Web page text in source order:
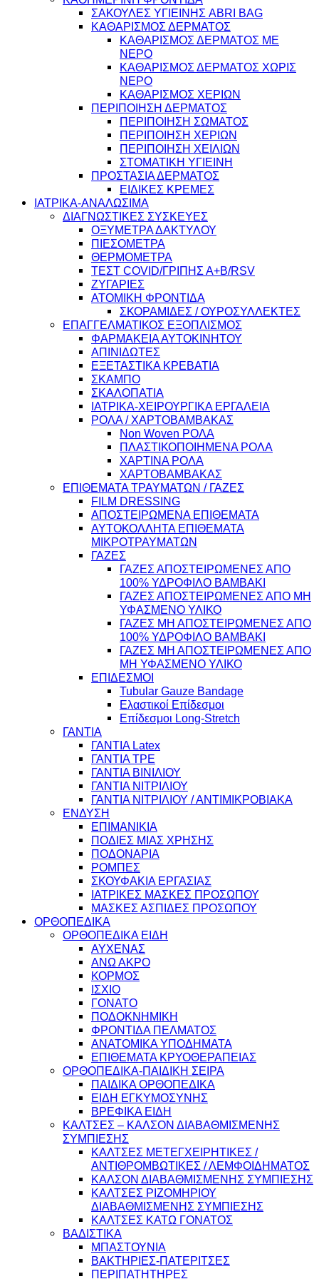
ΣΑΚΟΥΛΕΣ ΥΓΙΕΙΝΗΣ ABRI BAG
ΚΑΘΑΡΙΣΜΟΣ ΔΕΡΜΑΤΟΣ
ΚΑΘΑΡΙΣΜΟΣ ΔΕΡΜΑΤΟΣ ΜΕ
ΝΕΡΟ
ΚΑΘΑΡΙΣΜΟΣ ΔΕΡΜΑΤΟΣ ΧΩΡΙΣ
ΝΕΡΟ
ΚΑΘΑΡΙΣΜΟΣ ΧΕΡΙΩΝ
ΠΕΡΙΠΟΙΗΣΗ ΔΕΡΜΑΤΟΣ
ΠΕΡΙΠΟΙΗΣΗ ΣΩΜΑΤΟΣ
ΠΕΡΙΠΟΙΗΣΗ ΧΕΡΙΩΝ
ΠΕΡΙΠΟΙΗΣΗ ΧΕΙΛΙΩΝ
ΣΤΟΜΑΤΙΚΗ ΥΓΙΕΙΝΗ
ΠΡΟΣΤΑΣΙΑ ΔΕΡΜΑΤΟΣ
ΕΙΔΙΚΕΣ ΚΡΕΜΕΣ
ΙΑΤΡΙΚΑ-ΑΝΑΛΩΣΙΜΑ
ΔΙΑΓΝΩΣΤΙΚΕΣ ΣΥΣΚΕΥΕΣ
ΟΞΥΜΕΤΡΑ ΔΑΚΤΥΛΟΥ
ΠΙΕΣΟΜΕΤΡΑ
ΘΕΡΜΟΜΕΤΡΑ
ΤΕΣΤ COVID/ΓΡΙΠΗΣ Α+Β/RSV
ΖΥΓΑΡΙΕΣ
ΑΤΟΜΙΚΗ ΦΡΟΝΤΙΔΑ
ΣΚΟΡΑΜΙΔΕΣ / ΟΥΡΟΣΥΛΛΕΚΤΕΣ
ΕΠΑΓΓΕΛΜΑΤΙΚΟΣ ΕΞΟΠΛΙΣΜΟΣ
ΦΑΡΜΑΚΕΙΑ ΑΥΤΟΚΙΝΗΤΟΥ
ΑΠΙΝΙΔΩΤΕΣ
ΕΞΕΤΑΣΤΙΚΑ ΚΡΕΒΑΤΙΑ
ΣΚΑΜΠΟ
ΣΚΑΛΟΠΑΤΙΑ
ΙΑΤΡΙΚΑ-ΧΕΙΡΟΥΡΓΙΚΑ ΕΡΓΑΛΕΙΑ
ΡΟΛΑ / ΧΑΡΤΟΒΑΜΒΑΚΑΣ
Non Woven ΡΟΛΑ
ΠΛΑΣΤΙΚΟΠΟΙΗΜΕΝΑ ΡΟΛΑ
ΧΑΡΤΙΝΑ ΡΟΛΑ
ΧΑΡΤΟΒΑΜΒΑΚΑΣ
ΕΠΙΘΕΜΑΤΑ ΤΡΑΥΜΑΤΩΝ / ΓΑΖΕΣ
FILM DRESSING
ΑΠΟΣΤΕΙΡΩΜΕΝΑ ΕΠΙΘΕΜΑΤΑ
ΑΥΤΟΚΟΛΛΗΤΑ ΕΠΙΘΕΜΑΤΑ
ΜΙΚΡΟΤΡΑΥΜΑΤΩΝ
ΓΑΖΕΣ
ΓΑΖΕΣ ΑΠΟΣΤΕΙΡΩΜΕΝΕΣ ΑΠΟ
100% ΥΔΡΟΦΙΛΟ ΒΑΜΒΑΚΙ
ΓΑΖΕΣ ΑΠΟΣΤΕΙΡΩΜΕΝΕΣ ΑΠΟ ΜΗ
ΥΦΑΣΜΕΝΟ ΥΛΙΚΟ
ΓΑΖΕΣ ΜΗ ΑΠΟΣΤΕΙΡΩΜΕΝΕΣ ΑΠΟ
100% ΥΔΡΟΦΙΛΟ ΒΑΜΒΑΚΙ
ΓΑΖΕΣ ΜΗ ΑΠΟΣΤΕΙΡΩΜΕΝΕΣ ΑΠΟ
ΜΗ ΥΦΑΣΜΕΝΟ ΥΛΙΚΟ
ΕΠΙΔΕΣΜΟΙ
Tubular Gauze Bandage
Ελαστικοί Επίδεσμοι
Επίδεσμοι Long-Stretch
ΓΑΝΤΙΑ
ΓΑΝΤΙΑ Latex
ΓΑΝΤΙΑ TPE
ΓΑΝΤΙΑ ΒΙΝΙΛΙΟΥ
ΓΑΝΤΙΑ ΝΙΤΡΙΛΙΟΥ
ΓΑΝΤΙΑ ΝΙΤΡΙΛΙΟΥ / ΑΝΤΙΜΙΚΡΟΒΙΑΚΑ
ΕΝΔΥΣΗ
ΕΠΙΜΑΝΙΚΙΑ
ΠΟΔΙΕΣ ΜΙΑΣ ΧΡΗΣΗΣ
ΠΟΔΟΝΑΡΙΑ
ΡΟΜΠΕΣ
ΣΚΟΥΦΑΚΙΑ ΕΡΓΑΣΙΑΣ
ΙΑΤΡΙΚΕΣ ΜΑΣΚΕΣ ΠΡΟΣΩΠΟΥ
ΜΑΣΚΕΣ ΑΣΠΙΔΕΣ ΠΡΟΣΩΠΟΥ
ΟΡΘΟΠΕΔΙΚΑ
ΟΡΘΟΠΕΔΙΚΑ ΕΙΔΗ
ΑΥΧΕΝΑΣ
ΑΝΩ ΑΚΡΟ
ΚΟΡΜΟΣ
ΙΣΧΙΟ
ΓΟΝΑΤΟ
ΠΟΔΟΚΝΗΜΙΚΗ
ΦΡΟΝΤΙΔΑ ΠΕΛΜΑΤΟΣ
ΑΝΑΤΟΜΙΚΑ ΥΠΟΔΗΜΑΤΑ
ΕΠΙΘΕΜΑΤΑ ΚΡΥΟΘΕΡΑΠΕΙΑΣ
ΟΡΘΟΠΕΔΙΚΑ-ΠΑΙΔΙΚΗ ΣΕΙΡΑ
ΠΑΙΔΙΚΑ ΟΡΘΟΠΕΔΙΚΑ
ΕΙΔΗ ΕΓΚΥΜΟΣΥΝΗΣ
ΒΡΕΦΙΚΑ ΕΙΔΗ
ΚΑΛΤΣΕΣ – ΚΑΛΣΟΝ ΔΙΑΒΑΘΜΙΣΜΕΝΗΣ
ΣΥΜΠΙΕΣΗΣ
ΚΑΛΤΣΕΣ ΜΕΤΕΓΧΕΙΡΗΤΙΚΕΣ /
ΑΝΤΙΘΡΟΜΒΩΤΙΚΕΣ / ΛΕΜΦΟΙΔΗΜΑΤΟΣ
ΚΑΛΣΟΝ ΔΙΑΒΑΘΜΙΣΜΕΝΗΣ ΣΥΜΠΙΕΣΗΣ
ΚΑΛΤΣΕΣ ΡΙΖΟΜΗΡΙΟΥ
ΔΙΑΒΑΘΜΙΣΜΕΝΗΣ ΣΥΜΠΙΕΣΗΣ
ΚΑΛΤΣΕΣ ΚΑΤΩ ΓΟΝΑΤΟΣ
ΒΑΔΙΣΤΙΚΑ
ΜΠΑΣΤΟΥΝΙΑ
ΒΑΚΤΗΡΙΕΣ-ΠΑΤΕΡΙΤΣΕΣ
ΠΕΡΙΠΑΤΗΤΗΡΕΣ